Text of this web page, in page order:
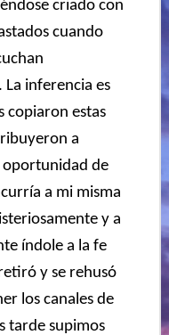
criado con
cuando
La inferencia es
copiaron estas
a
oportunidad de
a mi misma
y a
índole a la fe
y se rehusó
los canales de
tarde supimos